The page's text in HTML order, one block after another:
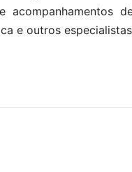
acompanhamentos
e outros